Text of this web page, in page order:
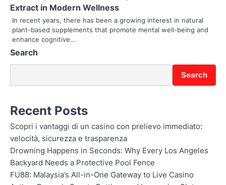
o
n
Extract in Modern Wellness
In recent years, there has been a growing interest in natural
plant-based supplements that promote mental well-being and
enhance cognitive…
Search
Search
Recent Posts
Scopri i vantaggi di un casino con prelievo immediato:
velocità, sicurezza e trasparenza
Drowning Happens in Seconds: Why Every Los Angeles
Backyard Needs a Protective Pool Fence
FU88: Malaysia’s All-in-One Gateway to Live Casino